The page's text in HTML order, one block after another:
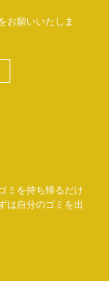
お願いいたしま
ミを持ち帰るだけ
は自分のゴミを出